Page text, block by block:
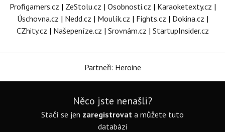
Profigamers.cz | ZeStolu.cz | Osobnosti.cz | Karaoketexty.cz |
Úschovna.cz | Nedd.cz | Moulík.cz | Fights.cz | Dokina.cz |
CZhity.cz | Našepeníze.cz | Srovnám.cz | StartupInsider.cz
Partneři: Heroine
Něco jste nenašli?
Stačí se jen zaregistrovat a můžete tuto
databázi